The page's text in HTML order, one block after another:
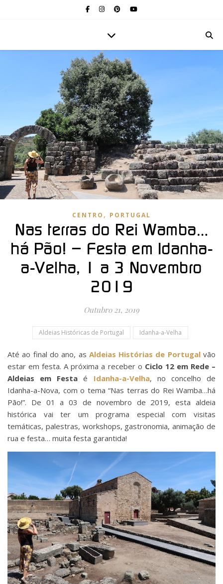
CENTRO , PORTUGAL
Nas terras do Rei Wamba…
há Pão! – Festa em Idanha-
a-Velha, 1 a 3 Novembro
2019
Outubro 21, 2019
Aldeias Históricas de Portugal Idanha-a-Velha
Até ao final do ano, as Aldeias Histórias de Portugalvão
estar em festa. A próxima a receber o Ciclo 12 em Rede –
Aldeias em Festa é Idanha-a-Velha, no concelho de
Idanha-a-Nova, com o tema “Nas terras do Rei Wamba…há
Pão!”. De 01 a 03 de novembro de 2019, esta aldeia
histórica vai ter um programa especial com visitas
temáticas, palestras, workshops, gastronomia, animação de
rua e festa… muita festa garantida!